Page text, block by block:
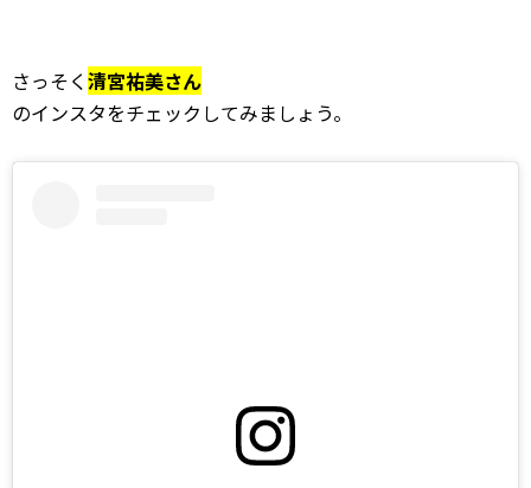
さっそく清宮祐美さん
のインスタをチェックしてみましょう。